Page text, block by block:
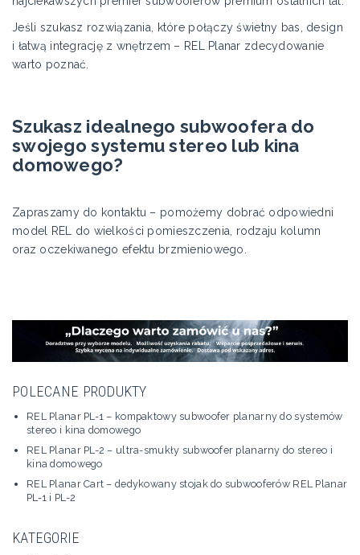
Jeśli szukasz rozwiązania, które połączy świetny bas, design
i łatwą integrację z wnętrzem – REL Planar zdecydowanie
warto poznać.
Szukasz idealnego subwoofera do
swojego systemu stereo lub kina
domowego?
Zapraszamy do kontaktu – pomożemy dobrać odpowiedni
model REL do wielkości pomieszczenia, rodzaju kolumn
oraz oczekiwanego efektu brzmieniowego.
POLECANE PRODUKTY
REL Planar PL-1 – kompaktowy subwoofer planarny do systemów
stereo i kina domowego
REL Planar PL-2 – ultra-smukły subwoofer planarny do stereo i
kina domowego
REL Planar Cart – dedykowany stojak do subwooferów REL Planar
PL-1 i PL-2
KATEGORIE